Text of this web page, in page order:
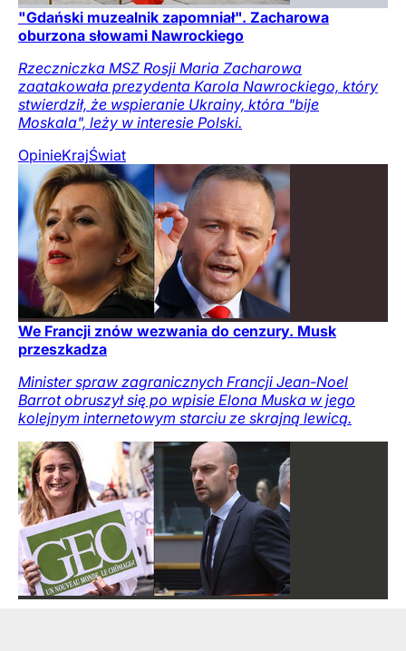
"Gdański muzealnik zapomniał". Zacharowa
oburzona słowami Nawrockiego
Rzeczniczka MSZ Rosji Maria Zacharowa
zaatakowała prezydenta Karola Nawrockiego, który
stwierdził, że wspieranie Ukrainy, która "bije
Moskala", leży w interesie Polski.
OpinieKrajŚwiat
We Francji znów wezwania do cenzury. Musk
przeszkadza
Minister spraw zagranicznych Francji Jean-Noel
Barrot obruszył się po wpisie Elona Muska w jego
kolejnym internetowym starciu ze skrajną lewicą.